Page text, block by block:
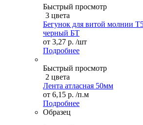
Быстрый просмотр
3 цвета
Бегунок для витой молнии
черный БТ
от 3,27 р. /шт
Подробнее
Быстрый просмотр
2 цвета
Лента атласная 50мм
от 6,15 р. /п.м
Подробнее
Образец